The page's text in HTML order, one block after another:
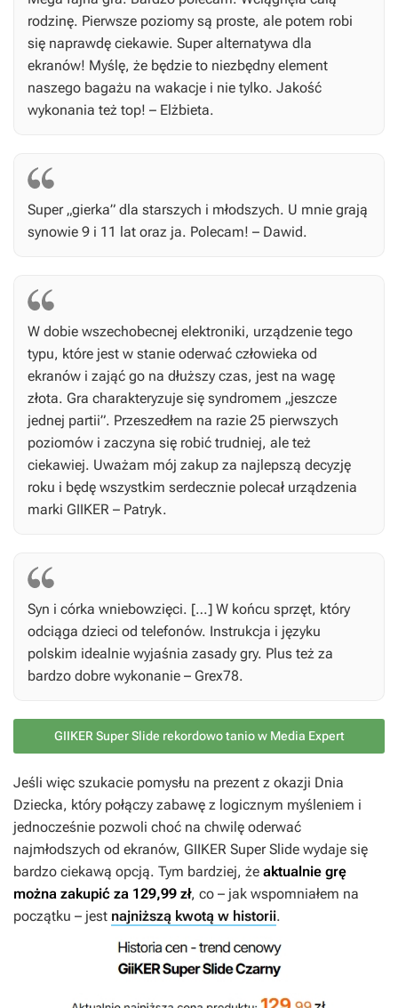
rodzinę. Pierwsze poziomy są proste, ale potem robi
się naprawdę ciekawie. Super alternatywa dla
ekranów! Myślę, że będzie to niezbędny element
naszego bagażu na wakacje i nie tylko. Jakość
wykonania też top! – Elżbieta.
Super „gierka” dla starszych i młodszych. U mnie grają
synowie 9 i 11 lat oraz ja. Polecam! – Dawid.
W dobie wszechobecnej elektroniki, urządzenie tego
typu, które jest w stanie oderwać człowieka od
ekranów i zająć go na dłuższy czas, jest na wagę
złota. Gra charakteryzuje się syndromem „jeszcze
jednej partii”. Przeszedłem na razie 25 pierwszych
poziomów i zaczyna się robić trudniej, ale też
ciekawiej. Uważam mój zakup za najlepszą decyzję
roku i będę wszystkim serdecznie polecał urządzenia
marki GIIKER – Patryk.
Syn i córka wniebowzięci. […] W końcu sprzęt, który
odciąga dzieci od telefonów. Instrukcja i języku
polskim idealnie wyjaśnia zasady gry. Plus też za
bardzo dobre wykonanie – Grex78.
GIIKER Super Slide rekordowo tanio w Media Expert
Jeśli więc szukacie pomysłu na prezent z okazji Dnia
Dziecka, który połączy zabawę z logicznym myśleniem i
jednocześnie pozwoli choć na chwilę oderwać
najmłodszych od ekranów, GIIKER Super Slide wydaje się
bardzo ciekawą opcją. Tym bardziej, że aktualnie grę
można zakupić za 129,99 zł, co – jak wspomniałem na
początku – jest najniższą kwotą w historii.